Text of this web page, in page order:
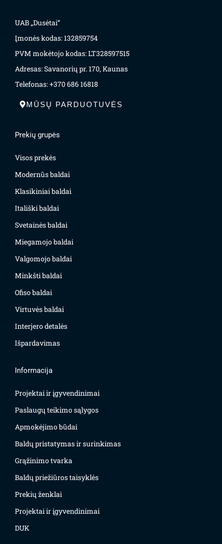
UAB „Dusėtai“
Įmonės kodas: 132859754
PVM mokėtojo kodas: LT328597515
Adresas: Savanorių pr. 170, Kaunas
Telefonas: +370 686 16818
MŪSŲ PARDUOTUVĖS
Prekių grupės
Visos prekės
Modernūs baldai
Klasikiniai baldai
Itališki baldai
Svetainės baldai
Miegamojo baldai
Valgomojo baldai
Minkšti baldai
Ofiso baldai
Virtuvės baldai
Interjero detalės
Išpardavimas
Informacija
Projektai ir įgyvendinimai
Paslaugų teikimo sąlygos
Apmokėjimo būdai
Baldų pristatymas ir surinkimas
Grąžinimo tvarka
Baldų priežiūros taisyklės
Prekių ženklai
Projektai ir įgyvendinimai
DUK